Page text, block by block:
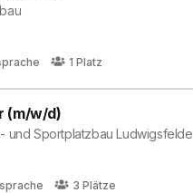
1 Platz
(m/w/d)
und Sportplatzbau Ludwigsfelde
3 Plätze